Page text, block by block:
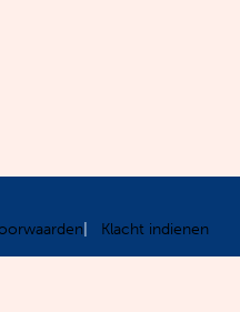
Klacht indienen